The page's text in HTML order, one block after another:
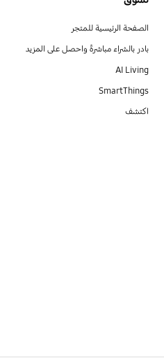
الصفحة الرئيسية للمتجر
بادر بالشراء مباشرةً واحصل على المزيد
AI Living
SmartThings
اكتشف